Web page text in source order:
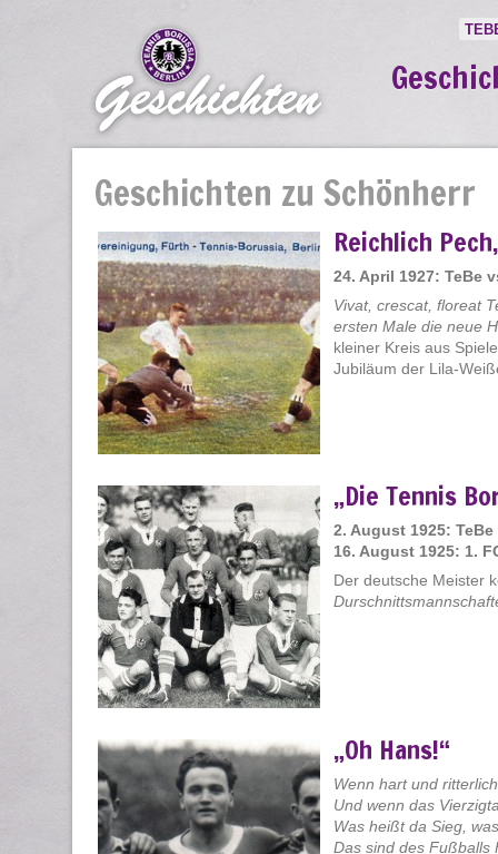
Geschichten zu Schönherr
Reichlich
24. April 1927: TeBe
Vivat, crescat, floreat
ersten Male die neue
kleiner Kreis aus
Jubiläum der Lila-
„Die Tennis
2. August 1925:
16. August 1925: 1.
Der deutsche Meister
„Oh Hans!“
Wenn hart und
Und wenn das
Was heißt da Sieg,
Das sind des Fußballs